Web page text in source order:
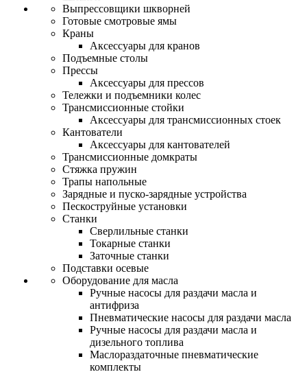
Выпрессовщики шкворней
Готовые смотровые ямы
Краны
Аксессуары для кранов
Подъемные столы
Прессы
Аксессуары для прессов
Тележки и подъемники колес
Трансмиссионные стойки
Аксессуары для трансмиссионных стоек
Кантователи
Аксессуары для кантователей
Трансмиссионные домкраты
Стяжка пружин
Трапы напольные
Зарядные и пуско-зарядные устройства
Пескоструйные установки
Станки
Сверлильные станки
Токарные станки
Заточные станки
Подставки осевые
Оборудование для масла
Ручные насосы для раздачи масла и
антифриза
Пневматические насосы для раздачи масла
Ручные насосы для раздачи масла и
дизельного топлива
Маслораздаточные пневматические
комплекты